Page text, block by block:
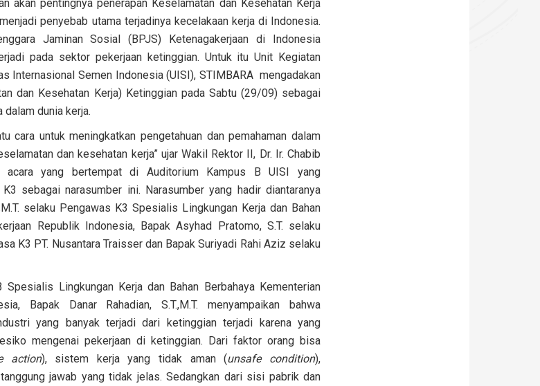
akan pentingnya penerapan Keselamatan dan Kesehatan Kerja
penyebab utama terjadinya kecelakaan kerja di Indonesia.
Jaminan Sosial (BPJS) Ketenagakerjaan di Indonesia
pada sektor pekerjaan ketinggian. Untuk itu Unit Kegiatan
Internasional Semen Indonesia (UISI), STIMBARA mengadakan
dan Kesehatan Kerja) Ketinggian pada Sabtu (29/09) sebagai
dunia kerja.
cara untuk meningkatkan pengetahuan dan pemahaman dalam
dan kesehatan kerja” ujar Wakil Rektor II, Dr. Ir. Chabib
acara yang bertempat di Auditorium Kampus B UISI yang
sebagai narasumber ini. Narasumber yang hadir diantaranya
selaku Pengawas K3 Spesialis Lingkungan Kerja dan Bahan
Republik Indonesia, Bapak Asyhad Pratomo, S.T. selaku
K3 PT. Nusantara Traisser dan Bapak Suriyadi Rahi Aziz selaku
Lingkungan Kerja dan Bahan Berbahaya Kementerian
Bapak Danar Rahadian, S.T.,M.T. menyampaikan bahwa
yang banyak terjadi dari ketinggian terjadi karena yang
mengenai pekerjaan di ketinggian. Dari faktor orang bisa
action), sistem kerja yang tidak aman (unsafe condition),
jawab yang tidak jelas. Sedangkan dari sisi pabrik dan